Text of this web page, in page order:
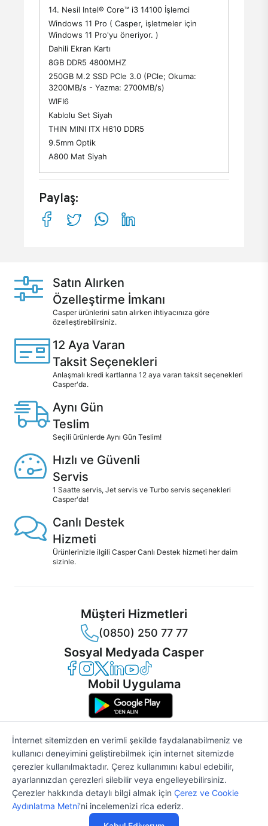
14. Nesil Intel® Core™ i3 14100 İşlemci
Windows 11 Pro ( Casper, işletmeler için
Windows 11 Pro'yu öneriyor. )
Dahili Ekran Kartı
8GB DDR5 4800MHZ
250GB M.2 SSD PCle 3.0 (PCle; Okuma:
3200MB/s - Yazma: 2700MB/s)
WIFI6
Kablolu Set Siyah
THIN MINI ITX H610 DDR5
9.5mm Optik
A800 Mat Siyah
STOĞA GELİNCE HABER VER
Paylaş:
Satın Alırken
Özelleştirme İmkanı
Casper ürünlerini satın alırken ihtiyacınıza göre
özelleştirebilirsiniz.
12 Aya Varan
Taksit Seçenekleri
Anlaşmalı kredi kartlarına 12 aya varan taksit seçenekleri
Casper'da.
Aynı Gün
Teslim
Seçili ürünlerde Aynı Gün Teslim!
Hızlı ve Güvenli
Servis
1 Saatte servis, Jet servis ve Turbo servis seçenekleri
Casper'da!
Canlı Destek
Hizmeti
Ürünlerinizle ilgili Casper Canlı Destek hizmeti her daim
sizinle.
Müşteri Hizmetleri
(0850) 250 77 77
Sosyal Medyada Casper
Casper Facebook
Casper Instagram
Casper Twitter
Casper LinkedIn
Casper YouTube
Casper TikTok
Mobil Uygulama
© 2021 - 2026 Casper Bilgisayar Sistemleri A.Ş. Tüm Hakları Saklıdır
KVKK
Çerez Politikası
Bilgi Güvenliği
Bilgi Toplumu Hizmetleri
Mesafeli Satış Sözleşmesi
İnternet sitemizden en verimli şekilde faydalanabilmeniz ve
kullanıcı deneyimini geliştirebilmek için internet sitemizde
çerezler kullanılmaktadır. Çerez kullanımını kabul edebilir,
ayarlarınızdan çerezleri silebilir veya engelleyebilirsiniz.
Çerezler hakkında detaylı bilgi almak için Çerez ve Cookie
Aydınlatma Metni'ni incelemenizi rica ederiz.